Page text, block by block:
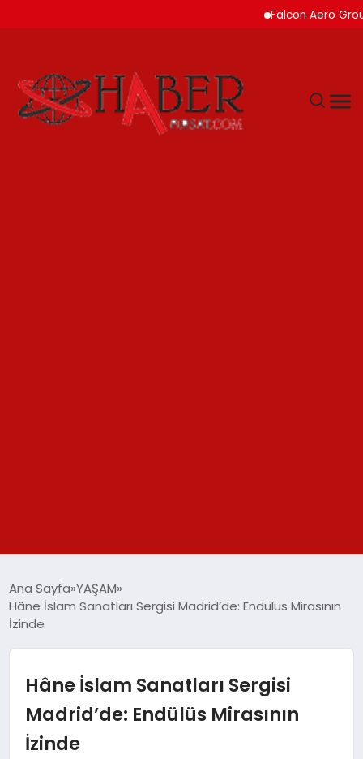
Falcon Aero Group,
SPOR
SAĞLIK
Ana Sayfa YAŞAM
Hâne İslam Sanatları Sergisi Madrid’de: Endülüs Mirasının
İzinde
Hâne İslam Sanatları Sergisi
Madrid’de: Endülüs Mirasının
İzinde